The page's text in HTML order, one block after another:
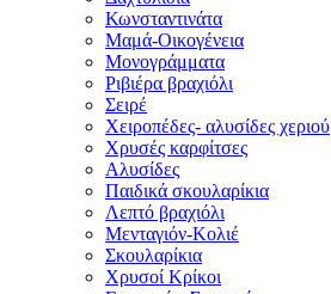
Κωνσταντινάτα
Μαμά-Οικογένεια
Μονογράμματα
Ριβιέρα βραχιόλι
Σειρέ
Χειροπέδες- αλυσίδες χεριού
Χρυσές καρφίτσες
Αλυσίδες
Παιδικά σκουλαρίκια
Λεπτό βραχιόλι
Μενταγιόν-Κολιέ
Σκουλαρίκια
Χρυσοί Κρίκοι